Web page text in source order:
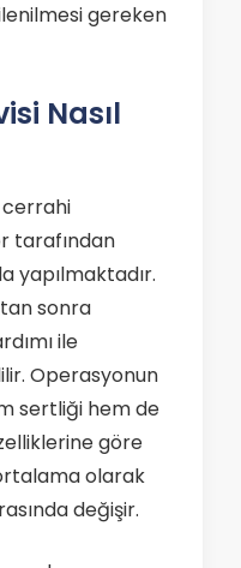
gereken
Nasıl
cerrahi
tarafından
yapılmaktadır.
sonra
ile
Operasyonun
sertliği hem de
göre
olarak
değişir.